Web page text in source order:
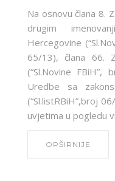
Na osnovu člana 8.
drugim
Hercegovine
65/13), člana 66.
(“Sl.Novine
Uredbe sa
(“Sl.listRBiH”,broj
uvjetima u pogledu
OPŠIRNIJE